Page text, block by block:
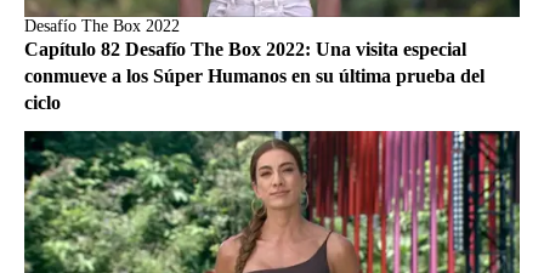
Desafío The Box 2022
Capítulo 82 Desafío The Box 2022: Una visita especial
conmueve a los Súper Humanos en su última prueba del
ciclo